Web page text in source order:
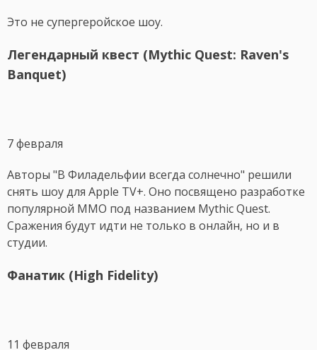
Это не супергеройское шоу.
Легендарный квест (Mythic Quest: Raven's
Banquet)
7 февраля
Авторы "В Филадельфии всегда солнечно" решили
снять шоу для Apple TV+. Оно посвящено разработке
популярной MMO под названием Mythic Quest.
Сражения будут идти не только в онлайн, но и в
студии.
Фанатик (High Fidelity)
11 февраля